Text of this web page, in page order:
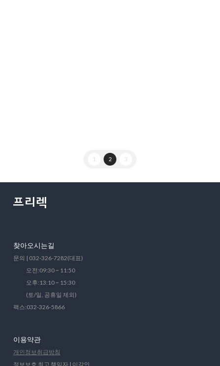
1 2 3
찾아오시는길
문의 | 032-326-7282(대표)
오전:09:30 ~ 11:50
오후:13:10 ~ 15:30
(토/일, 공휴일 제외)
팩스:032-326-5866
이용약관
개인정보취급방침
정보보호 최고 책임자 | 이강인